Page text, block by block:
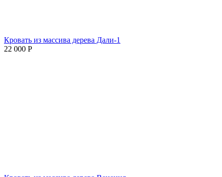
Кровать из массива дерева Дали-1
22 000 Р